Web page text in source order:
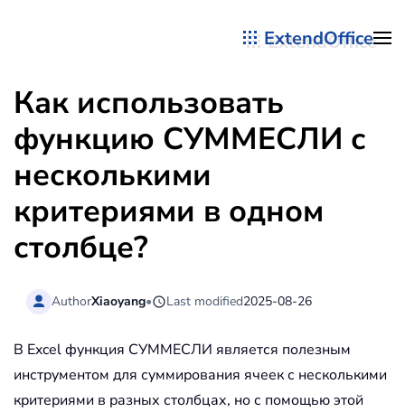
ExtendOffice
Как использовать
функцию СУММЕСЛИ с
несколькими
критериями в одном
столбце?
AuthorXiaoyang• Last modified2025-08-26
В Excel функция СУММЕСЛИ является полезным
инструментом для суммирования ячеек с несколькими
критериями в разных столбцах, но с помощью этой